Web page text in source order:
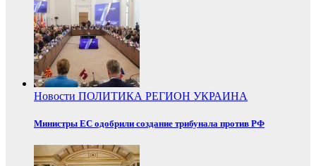
Новости ПОЛИТИКА РЕГИОН УКРАИНА
Министры ЕС одобрили создание трибунала против РФ